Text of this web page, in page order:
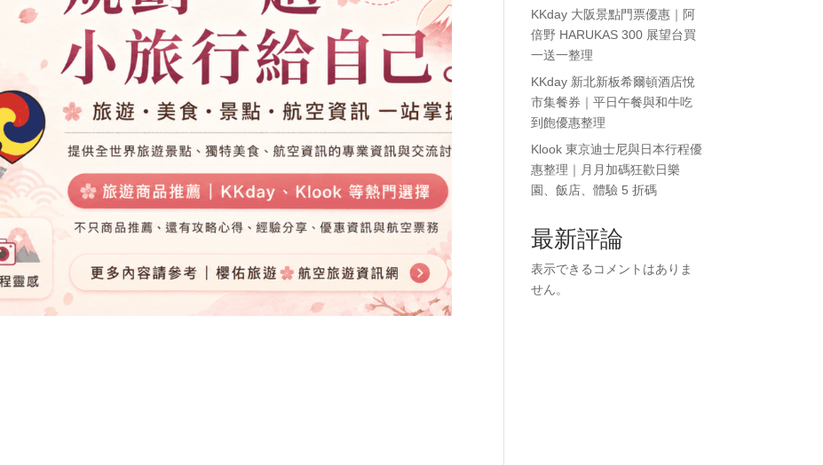
KKday 大阪景點門票優惠｜阿
倍野 HARUKAS 300 展望台買
一送一整理
KKday 新北新板希爾頓酒店悅
市集餐券｜平日午餐與和牛吃
到飽優惠整理
Klook 東京迪士尼與日本行程優
惠整理｜月月加碼狂歡日樂
園、飯店、體驗 5 折碼
最新評論
表示できるコメントはありま
せん。